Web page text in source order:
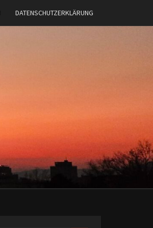
DATENSCHUTZERKLÄRUNG